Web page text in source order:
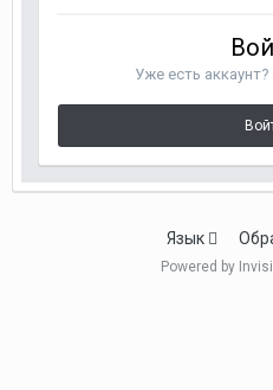
Уже есть
Язык
Powered by